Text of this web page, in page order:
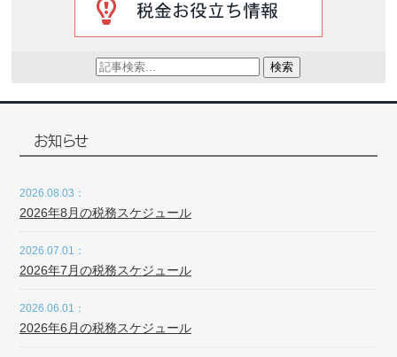
検索
お知らせ
2026.08.03：
2026年8月の税務スケジュール
2026.07.01：
2026年7月の税務スケジュール
2026.06.01：
2026年6月の税務スケジュール